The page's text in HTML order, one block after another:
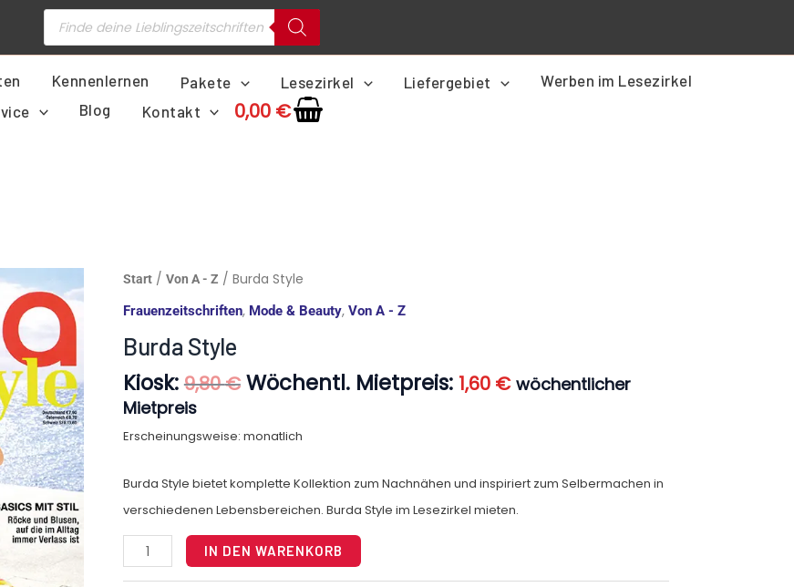
Products
search
Kennenlernen Pakete Lesezirkel Liefergebiet
Werben im Lesezirkel
Blog Kontakt 0,00 €
Start/ Von A - Z / Burda Style
Frauenzeitschriften, Mode & Beauty, Von A - Z
Burda Style
Kiosk: 9,80€
Ursprünglicher
Preis
war:
Wöchentl. Mietpreis: 1,60 € wöchentlicher
Mietpreis
Erscheinungsweise: monatlich
Burda Style bietet komplette Kollektion zum Nachnähen und inspiriert zum Selbermachen in
verschiedenen Lebensbereichen. Burda Style im Lesezirkel mieten.
Burda
Menge
IN DEN WARENKORB